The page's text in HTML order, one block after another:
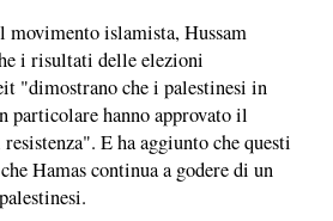
islamista, Hussam
i risultati delle elezioni
"dimostrano che i palestinesi in
particolare hanno approvato il
E ha aggiunto che questi
Hamas continua a godere di un